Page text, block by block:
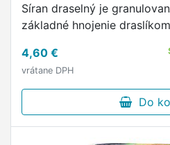
Síran draselný je
základné hnojenie
4,60 €
vrátane DPH
Do